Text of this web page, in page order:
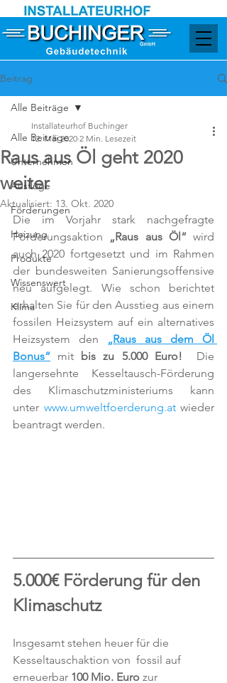
Beitrag
Alle Beiträge
Unternehmen
Ausflüge
Förderungen
Heizung
Produkte
Wissenswert
Klima
Alle Beiträge
Raus aus Öl geht 2020
weiter
Installateurhof Buchinger
12. Mai 2020 2 Min. Lesezeit
Aktualisiert: 13. Okt. 2020
Die im Vorjahr stark nachgefragte
Förderungsaktion „Raus aus Öl“ wird
auch 2020 fortgesetzt und im Rahmen
der bundesweiten Sanierungsoffensive
neu aufgelegt. Wie schon berichtet
erhalten Sie für den Ausstieg aus einem
fossilen Heizsystem auf ein alternatives
Heizsystem den
„Raus aus dem Öl
Bonus“ mit bis zu 5.000 Euro!
  Die
langersehnte Kesseltausch-Förderung
des Klimaschutzministeriums kann
unter www.umweltfoerderung.at wieder
beantragt werden.
5.000€ Förderung für den
Klimaschutz
Insgesamt stehen heuer für die
Kesseltauschaktion von  fossil auf
erneuerbar 100 Mio. Euro zur